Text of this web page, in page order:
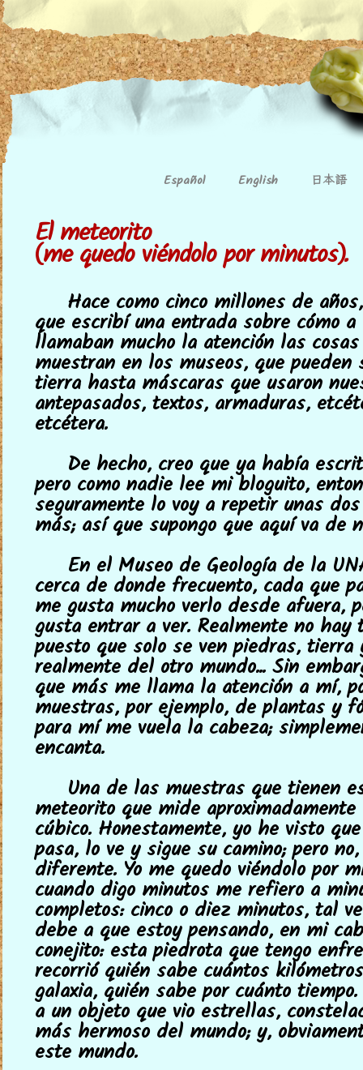
Español English 日本語
El meteorito
(me quedo viéndolo por minutos).
Hace como cinco millones de
que escribí una entrada sobre cómo
llamaban mucho la atención las
muestran en los museos, que pueden
tierra hasta máscaras que usaron
antepasados, textos, armaduras,
etcétera.
De hecho, creo que ya había
pero como nadie lee mi bloguito,
seguramente lo voy a repetir unas
más; así que supongo que aquí va de
En el Museo de Geología de la
cerca de donde frecuento, cada que
me gusta mucho verlo desde afuera,
gusta entrar a ver. Realmente no hay
puesto que solo se ven piedras, tierra
realmente del otro mundo... Sin
que más me llama la atención a mí,
muestras, por ejemplo, de plantas y
para mí me vuela la cabeza;
encanta.
Una de las muestras que tienen
meteorito que mide
cúbico. Honestamente, yo he visto
pasa, lo ve y sigue su camino; pero
diferente. Yo me quedo viéndolo por
cuando digo minutos me refiero a
completos: cinco o diez minutos, tal
debe a que estoy pensando, en mi
conejito: esta piedrota que tengo
recorrió quién sabe cuántos
galaxia, quién sabe por cuánto
a un objeto que vio estrellas,
más hermoso del mundo; y,
este mundo.